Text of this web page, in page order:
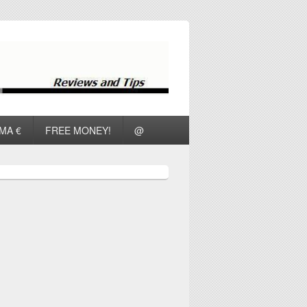
€ FREE MONEY! @